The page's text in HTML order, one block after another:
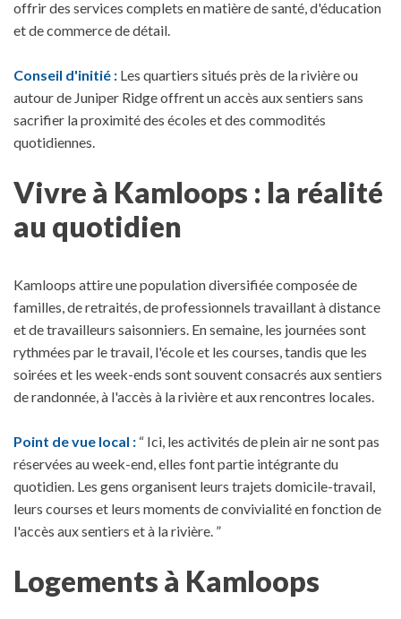
offrir des services complets en matière de santé, d'éducation
et de commerce de détail.
Conseil d'initié : Les quartiers situés près de la rivière ou
autour de Juniper Ridge offrent un accès aux sentiers sans
sacrifier la proximité des écoles et des commodités
quotidiennes.
Vivre à Kamloops : la réalité
au quotidien
Kamloops attire une population diversifiée composée de
familles, de retraités, de professionnels travaillant à distance
et de travailleurs saisonniers. En semaine, les journées sont
rythmées par le travail, l'école et les courses, tandis que les
soirées et les week-ends sont souvent consacrés aux sentiers
de randonnée, à l'accès à la rivière et aux rencontres locales.
Point de vue local : “ Ici, les activités de plein air ne sont pas
réservées au week-end, elles font partie intégrante du
quotidien. Les gens organisent leurs trajets domicile-travail,
leurs courses et leurs moments de convivialité en fonction de
l'accès aux sentiers et à la rivière. ”
Logements à Kamloops